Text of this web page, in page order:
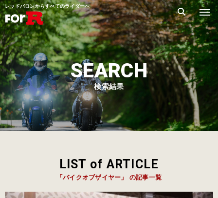
レッドバロンからすべてのライダーへ
SEARCH
検索結果
LIST of ARTICLE
「バイクオブザイヤー」 の記事一覧